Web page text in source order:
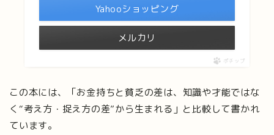
Yahooショッピング
メルカリ
ポチップ
この本には、「お金持ちと貧乏の差は、知識や才能ではな
く“考え方・捉え方の差”から生まれる」と比較して書かれ
ています。